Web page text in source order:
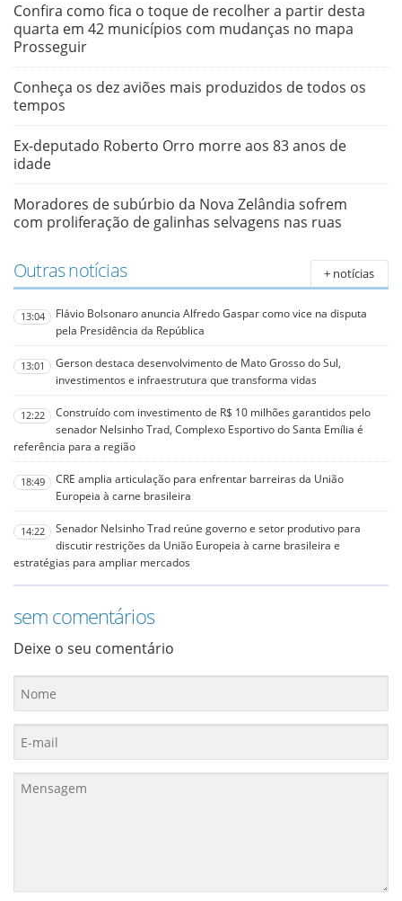
Confira como fica o toque de recolher a partir desta
quarta em 42 municípios com mudanças no mapa
Prosseguir
Conheça os dez aviões mais produzidos de todos os
tempos
Ex-deputado Roberto Orro morre aos 83 anos de
idade
Moradores de subúrbio da Nova Zelândia sofrem
com proliferação de galinhas selvagens nas ruas
Outras notícias + notícias
13:04
Flávio Bolsonaro anuncia Alfredo Gaspar como vice na disputa
pela Presidência da República
13:01
Gerson destaca desenvolvimento de Mato Grosso do Sul,
investimentos e infraestrutura que transforma vidas
12:22
Construído com investimento de R$ 10 milhões garantidos pelo
senador Nelsinho Trad, Complexo Esportivo do Santa Emília é
referência para a região
18:49
CRE amplia articulação para enfrentar barreiras da União
Europeia à carne brasileira
14:22
Senador Nelsinho Trad reúne governo e setor produtivo para
discutir restrições da União Europeia à carne brasileira e
estratégias para ampliar mercados
sem comentários
Deixe o seu comentário